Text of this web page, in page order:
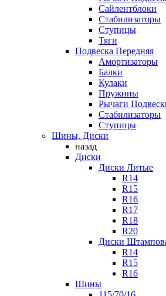
Сайлентблоки
Стабилизаторы
Ступицы
Тяги
Подвеска Передняя
Амортизаторы
Балки
Кулаки
Пружины
Рычаги
Стабилизаторы
Ступицы
Шины, Диски
назад
Диски
Диски Литые
R14
R15
R16
R17
R18
R20
Диски
R14
R15
R16
Шины